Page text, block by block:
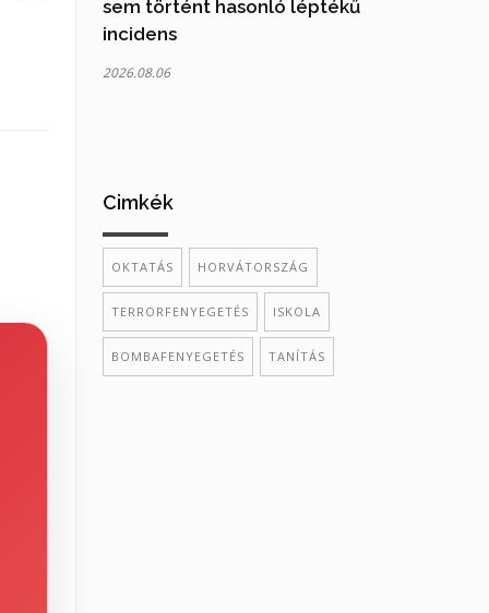
sem történt hasonló léptékű
incidens
2026.08.06
Cimkék
OKTATÁS HORVÁTORSZÁG
TERRORFENYEGETÉS ISKOLA
BOMBAFENYEGETÉS TANÍTÁS